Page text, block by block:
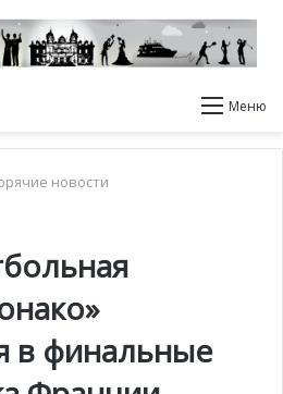
Меню
новости
в финальные